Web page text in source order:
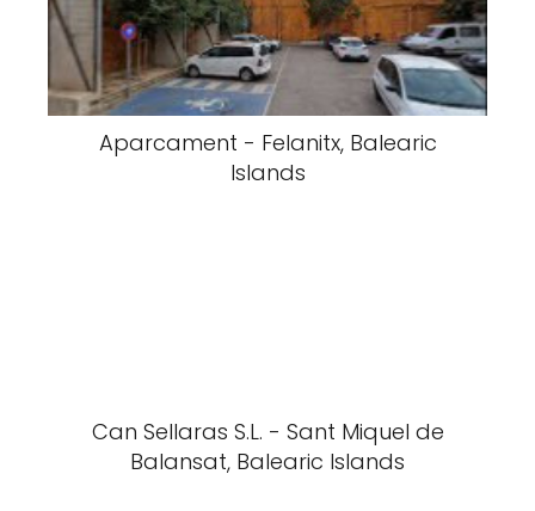
Aparcament - Felanitx, Balearic
Islands
Can Sellaras S.L. - Sant Miquel de
Balansat, Balearic Islands